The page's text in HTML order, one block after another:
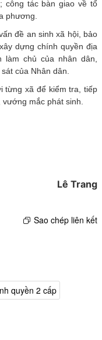
công tác bàn giao về tổ
phương.
đề an sinh xã hội, bảo
dựng chính quyền địa
làm chủ của nhân dân,
của Nhân dân.
từng xã để kiểm tra, tiếp
mắc phát sinh.
Lê Trang
Sao chép liên kết
quyền 2 cấp